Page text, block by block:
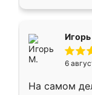
6
На самом